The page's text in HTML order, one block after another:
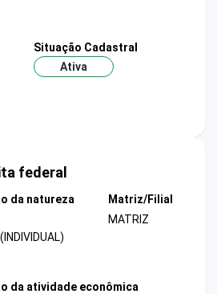
Situação Cadastral
Ativa
federal
da natureza
Matriz/Filial
MATRIZ
da atividade econômica